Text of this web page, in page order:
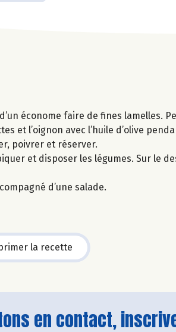
économe faire de fines lamelles.
et l’oignon avec l’huile d’olive
poivrer et réserver.
et disposer les légumes. Sur le
d’une salade.
la recette
en contact,